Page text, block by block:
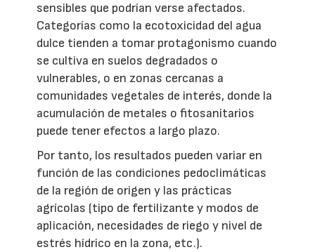
sensibles que podrían verse afectados.
Categorías como la ecotoxicidad del agua
dulce tienden a tomar protagonismo cuando
se cultiva en suelos degradados o
vulnerables, o en zonas cercanas a
comunidades vegetales de interés, donde la
acumulación de metales o fitosanitarios
puede tener efectos a largo plazo.
Por tanto, los resultados pueden variar en
función de las condiciones pedoclimáticas
de la región de origen y las prácticas
agrícolas (tipo de fertilizante y modos de
aplicación, necesidades de riego y nivel de
estrés hídrico en la zona, etc.).